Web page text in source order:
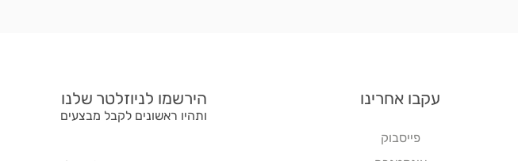
הירשמו לניוזלטר שלנו
ותהיו ראשונים לקבל מבצעים
עקבו אחרינו
פייסבוק